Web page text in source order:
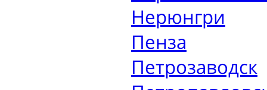
Нерюнгри
Пенза
Петрозаводск